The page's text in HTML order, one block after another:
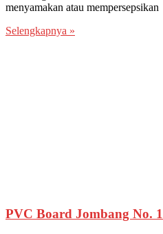
menyamakan atau mempersepsikan
Selengkapnya »
PVC Board Jombang No. 1